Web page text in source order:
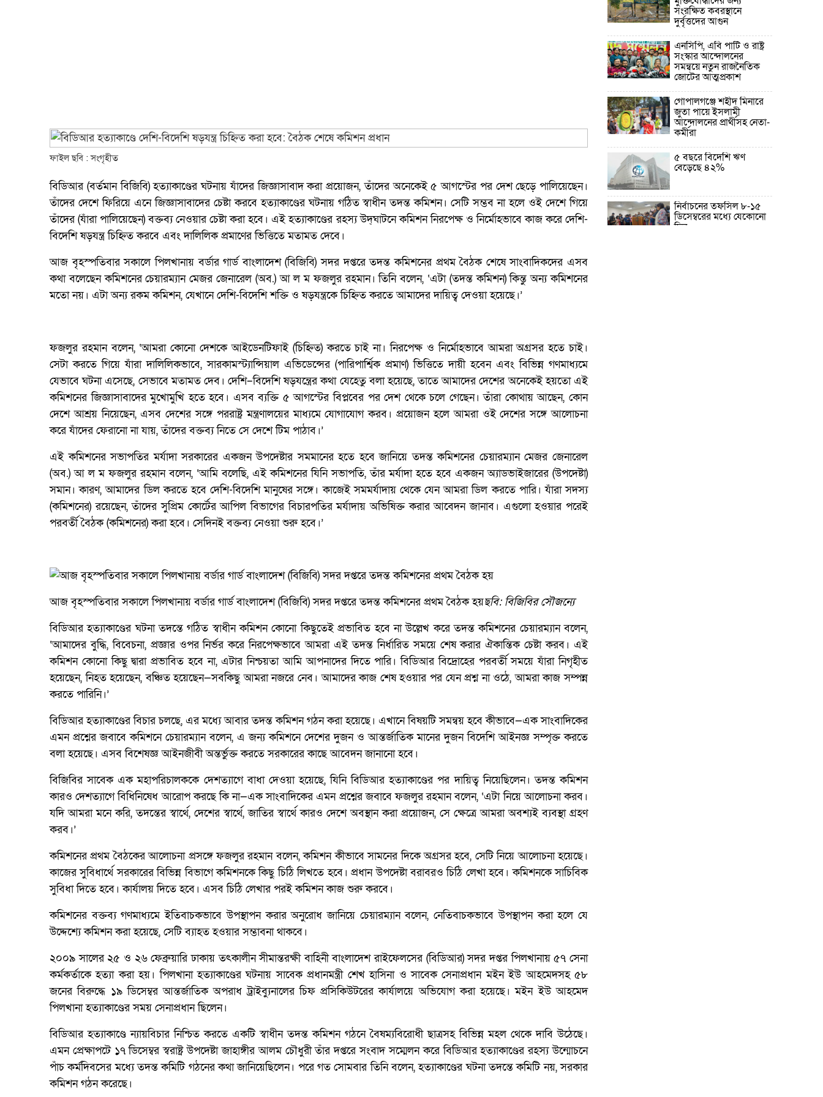
ফাইল ছবি : সংগৃহীত
বিডিআর (বর্তমান বিজিবি) হত্যাকাণ্ডের ঘটনায় যাঁদের জিজ্ঞাসাবাদ করা প্রয়োজন, তাঁদের অনেকেই ৫ আগস্টের পর দেশ ছেড়ে পালিয়েছেন।
তাঁদের দেশে ফিরিয়ে এনে জিজ্ঞাসাবাদের চেষ্টা করবে হত্যাকাণ্ডের ঘটনায় গঠিত স্বাধীন তদন্ত কমিশন। সেটি সম্ভব না হলে ওই দেশে গিয়ে
তাঁদের (যাঁরা পালিয়েছেন) বক্তব্য নেওয়ার চেষ্টা করা হবে। এই হত্যাকাণ্ডের রহস্য উদ্‌ঘাটনে কমিশন নিরপেক্ষ ও নির্মোহভাবে কাজ করে দেশি-
বিদেশি ষড়যন্ত্র চিহ্নিত করবে এবং দালিলিক প্রমাণের ভিত্তিতে মতামত দেবে।
আজ বৃহস্পতিবার সকালে পিলখানায় বর্ডার গার্ড বাংলাদেশ (বিজিবি) সদর দপ্তরে তদন্ত কমিশনের প্রথম বৈঠক শেষে সাংবাদিকদের এসব
কথা বলেছেন কমিশনের চেয়ারম্যান মেজর জেনারেল (অব.) আ ল ম ফজলুর রহমান। তিনি বলেন, ‘এটা (তদন্ত কমিশন) কিন্তু অন্য কমিশনের
মতো নয়। এটা অন্য রকম কমিশন, যেখানে দেশি-বিদেশি শক্তি ও ষড়যন্ত্রকে চিহ্নিত করতে আমাদের দায়িত্ব দেওয়া হয়েছে।’
ফজলুর রহমান বলেন, ‘আমরা কোনো দেশকে আইডেনটিফাই (চিহ্নিত) করতে চাই না। নিরপেক্ষ ও নির্মোহভাবে আমরা অগ্রসর হতে চাই।
সেটা করতে গিয়ে যাঁরা দালিলিকভাবে, সারকামস্ট্যান্সিয়াল এভিডেন্সের (পারিপার্শ্বিক প্রমাণ) ভিত্তিতে দায়ী হবেন এবং বিভিন্ন গণমাধ্যমে
যেভাবে ঘটনা এসেছে, সেভাবে মতামত দেব। দেশি–বিদেশি ষড়যন্ত্রের কথা যেহেতু বলা হয়েছে, তাতে আমাদের দেশের অনেকেই হয়তো এই
কমিশনের জিজ্ঞাসাবাদের মুখোমুখি হতে হবে। এসব ব্যক্তি ৫ আগস্টের বিপ্লবের পর দেশ থেকে চলে গেছেন। তাঁরা কোথায় আছেন, কোন
দেশে আশ্রয় নিয়েছেন, এসব দেশের সঙ্গে পররাষ্ট্র মন্ত্রণালয়ের মাধ্যমে যোগাযোগ করব। প্রয়োজন হলে আমরা ওই দেশের সঙ্গে আলোচনা
করে যাঁদের ফেরানো না যায়, তাঁদের বক্তব্য নিতে সে দেশে টিম পাঠাব।’
এই কমিশনের সভাপতির মর্যাদা সরকারের একজন উপদেষ্টার সমমানের হতে হবে জানিয়ে তদন্ত কমিশনের চেয়ারম্যান মেজর জেনারেল
(অব.) আ ল ম ফজলুর রহমান বলেন, ‘আমি বলেছি, এই কমিশনের যিনি সভাপতি, তাঁর মর্যাদা হতে হবে একজন অ্যাডভাইজারের (উপদেষ্টা)
সমান। কারণ, আমাদের ডিল করতে হবে দেশি-বিদেশি মানুষের সঙ্গে। কাজেই সমমর্যাদায় থেকে যেন আমরা ডিল করতে পারি। যাঁরা সদস্য
(কমিশনের) রয়েছেন, তাঁদের সুপ্রিম কোর্টের আপিল বিভাগের বিচারপতির মর্যাদায় অভিষিক্ত করার আবেদন জানাব। এগুলো হওয়ার পরেই
পরবর্তী বৈঠক (কমিশনের) করা হবে। সেদিনই বক্তব্য নেওয়া শুরু হবে।’
আজ বৃহস্পতিবার সকালে পিলখানায় বর্ডার গার্ড বাংলাদেশ (বিজিবি) সদর দপ্তরে তদন্ত কমিশনের প্রথম বৈঠক হয়ছবি: বিজিবির সৌজন্যে
বিডিআর হত্যাকাণ্ডের ঘটনা তদন্তে গঠিত স্বাধীন কমিশন কোনো কিছুতেই প্রভাবিত হবে না উল্লেখ করে তদন্ত কমিশনের চেয়ারম্যান বলেন,
‘আমাদের বুদ্ধি, বিবেচনা, প্রজ্ঞার ওপর নির্ভর করে নিরপেক্ষভাবে আমরা এই তদন্ত নির্ধারিত সময়ে শেষ করার ঐকান্তিক চেষ্টা করব। এই
কমিশন কোনো কিছু দ্বারা প্রভাবিত হবে না, এটার নিশ্চয়তা আমি আপনাদের দিতে পারি। বিডিআর বিদ্রোহের পরবর্তী সময়ে যাঁরা নিগৃহীত
হয়েছেন, নিহত হয়েছেন, বঞ্চিত হয়েছেন—সবকিছু আমরা নজরে নেব। আমাদের কাজ শেষ হওয়ার পর যেন প্রশ্ন না ওঠে, আমরা কাজ সম্পন্ন
করতে পারিনি।’
বিডিআর হত্যাকাণ্ডের বিচার চলছে, এর মধ্যে আবার তদন্ত কমিশন গঠন করা হয়েছে। এখানে বিষয়টি সমন্বয় হবে কীভাবে—এক সাংবাদিকের
এমন প্রশ্নের জবাবে কমিশনে চেয়ারম্যান বলেন, এ জন্য কমিশনে দেশের দুজন ও আন্তর্জাতিক মানের দুজন বিদেশি আইনজ্ঞ সম্পৃক্ত করতে
বলা হয়েছে। এসব বিশেষজ্ঞ আইনজীবী অন্তর্ভুক্ত করতে সরকারের কাছে আবেদন জানানো হবে।
বিজিবির সাবেক এক মহাপরিচালককে দেশত্যাগে বাধা দেওয়া হয়েছে, যিনি বিডিআর হত্যাকাণ্ডের পর দায়িত্ব নিয়েছিলেন। তদন্ত কমিশন
কারও দেশত্যাগে বিধিনিষেধ আরোপ করছে কি না—এক সাংবাদিকের এমন প্রশ্নের জবাবে ফজলুর রহমান বলেন, ‘এটা নিয়ে আলোচনা করব।
যদি আমরা মনে করি, তদন্তের স্বার্থে, দেশের স্বার্থে, জাতির স্বার্থে কারও দেশে অবস্থান করা প্রয়োজন, সে ক্ষেত্রে আমরা অবশ্যই ব্যবস্থা গ্রহণ
করব।’
কমিশনের প্রথম বৈঠকের আলোচনা প্রসঙ্গে ফজলুর রহমান বলেন, কমিশন কীভাবে সামনের দিকে অগ্রসর হবে, সেটি নিয়ে আলোচনা হয়েছে।
কাজের সুবিধার্থে সরকারের বিভিন্ন বিভাগে কমিশনকে কিছু চিঠি লিখতে হবে। প্রধান উপদেষ্টা বরাবরও চিঠি লেখা হবে। কমিশনকে সাচিবিক
সুবিধা দিতে হবে। কার্যালয় দিতে হবে। এসব চিঠি লেখার পরই কমিশন কাজ শুরু করবে।
কমিশনের বক্তব্য গণমাধ্যমে ইতিবাচকভাবে উপস্থাপন করার অনুরোধ জানিয়ে চেয়ারম্যান বলেন, নেতিবাচকভাবে উপস্থাপন করা হলে যে
উদ্দেশ্যে কমিশন করা হয়েছে, সেটি ব্যাহত হওয়ার সম্ভাবনা থাকবে।
২০০৯ সালের ২৫ ও ২৬ ফেব্রুয়ারি ঢাকায় তৎকালীন সীমান্তরক্ষী বাহিনী বাংলাদেশ রাইফেলসের (বিডিআর) সদর দপ্তর পিলখানায় ৫৭ সেনা
কর্মকর্তাকে হত্যা করা হয়। পিলখানা হত্যাকাণ্ডের ঘটনায় সাবেক প্রধানমন্ত্রী শেখ হাসিনা ও সাবেক সেনাপ্রধান মইন ইউ আহমেদসহ ৫৮
জনের বিরুদ্ধে ১৯ ডিসেম্বর আন্তর্জাতিক অপরাধ ট্রাইব্যুনালের চিফ প্রসিকিউটরের কার্যালয়ে অভিযোগ করা হয়েছে। মইন ইউ আহমেদ
পিলখানা হত্যাকাণ্ডের সময় সেনাপ্রধান ছিলেন।
বিডিআর হত্যাকাণ্ডে ন্যায়বিচার নিশ্চিত করতে একটি স্বাধীন তদন্ত কমিশন গঠনে বৈষম্যবিরোধী ছাত্রসহ বিভিন্ন মহল থেকে দাবি উঠেছে।
এমন প্রেক্ষাপটে ১৭ ডিসেম্বর স্বরাষ্ট্র উপদেষ্টা জাহাঙ্গীর আলম চৌধুরী তাঁর দপ্তরে সংবাদ সম্মেলন করে বিডিআর হত্যাকাণ্ডের রহস্য উন্মোচনে
পাঁচ কর্মদিবসের মধ্যে তদন্ত কমিটি গঠনের কথা জানিয়েছিলেন। পরে গত সোমবার তিনি বলেন, হত্যাকাণ্ডের ঘটনা তদন্তে কমিটি নয়, সরকার
কমিশন গঠন করেছে।
সংরক্ষিত কবরস্থানে
দুর্বৃত্তদের আগুন
এনসিপি, এবি পার্টি ও রাষ্ট্র
সংস্কার আন্দোলনের
সমন্বয়ে নতুন রাজনৈতিক
জোটের আত্মপ্রকাশ
গোপালগঞ্জে শহীদ মিনারে
জুতা পায়ে ইসলামী
আন্দোলনের প্রার্থীসহ নেতা-
কর্মীরা
৫ বছরে বিদেশি ঋণ
বেড়েছে ৪২%
নির্বাচনের তফসিল ৮-১৫
ডিসেম্বরের মধ্যে যেকোনো
দিন